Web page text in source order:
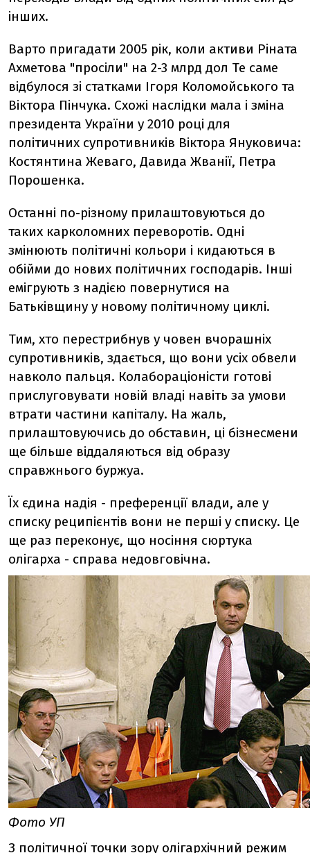
інших.
Варто пригадати 2005 рік, коли активи Ріната
Ахметова "просіли" на 2-3 млрд дол Те саме
відбулося зі статками Ігоря Коломойського та
Віктора Пінчука. Схожі наслідки мала і зміна
президента України у 2010 році для
політичних супротивників Віктора Януковича:
Костянтина Жеваго, Давида Жванії, Петра
Порошенка.
Останні по-різному прилаштовуються до
таких карколомних переворотів. Одні
змінюють політичні кольори і кидаються в
обійми до нових політичних господарів. Інші
емігрують з надією повернутися на
Батьківщину у новому політичному циклі.
Тим, хто перестрибнув у човен вчорашніх
супротивників, здається, що вони усіх обвели
навколо пальця. Колабораціоністи готові
прислуговувати новій владі навіть за умови
втрати частини капіталу. На жаль,
прилаштовуючись до обставин, ці бізнесмени
ще більше віддаляються від образу
справжнього буржуа.
Їх єдина надія - преференції влади, але у
списку реципієнтів вони не перші у списку. Це
ще раз переконує, що носіння сюртука
олігарха - справа недовговічна.
Фото УП
З політичної точки зору олігархічний режим